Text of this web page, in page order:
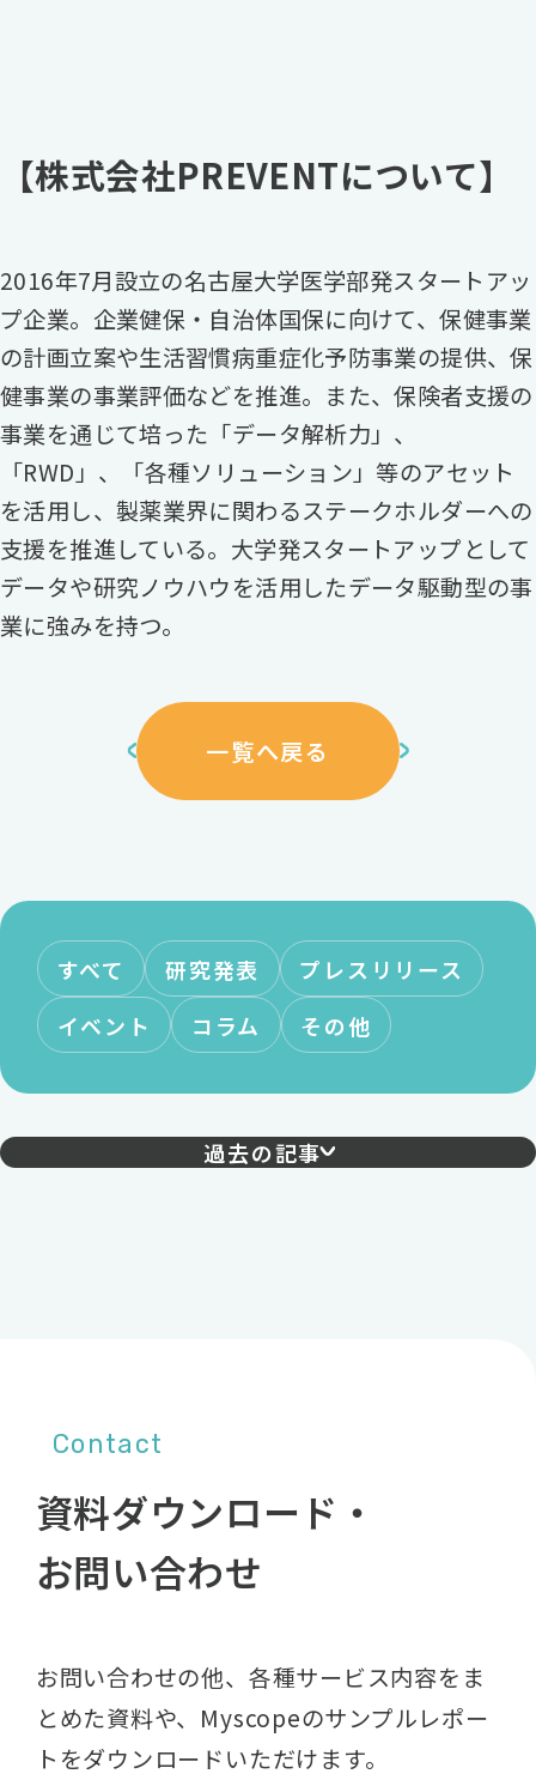
【株式会社PREVENTについて】
2016年7月設立の名古屋大学医学部発スタートアッ
プ企業。企業健保・自治体国保に向けて、保健事業
の計画立案や生活習慣病重症化予防事業の提供、保
健事業の事業評価などを推進。また、保険者支援の
事業を通じて培った「データ解析力」、
「RWD」、「各種ソリューション」等のアセット
を活用し、製薬業界に関わるステークホルダーへの
支援を推進している。大学発スタートアップとして
データや研究ノウハウを活用したデータ駆動型の事
業に強みを持つ。
一覧へ戻る
すべて 研究発表
プレスリリース
イベント
コラム その他
過去の記事
Contact
資料ダウンロード・
お問い合わせ
お問い合わせの他、各種サービス内容をま
とめた資料や、 Myscopeのサンプルレポー
トをダウンロードいただけます。